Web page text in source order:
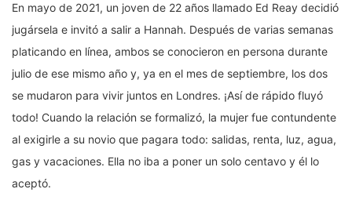
En mayo de 2021, un joven de 22 años llamado Ed Reay decidió
jugársela e invitó a salir a Hannah. Después de varias semanas
platicando en línea, ambos se conocieron en persona durante
julio de ese mismo año y, ya en el mes de septiembre, los dos
se mudaron para vivir juntos en Londres. ¡Así de rápido fluyó
todo! Cuando la relación se formalizó, la mujer fue contundente
al exigirle a su novio que pagara todo: salidas, renta, luz, agua,
gas y vacaciones. Ella no iba a poner un solo centavo y él lo
aceptó.